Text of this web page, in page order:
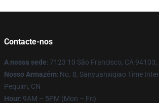
Contacte-nos
A nossa sede: 7123 10 São Francisco, CA 94103,
Nosso Armazém: No. 8, Sanyuanxiqiao Time
Pequim, CN
Hour: 9AM – 5PM (Mon – Fri)